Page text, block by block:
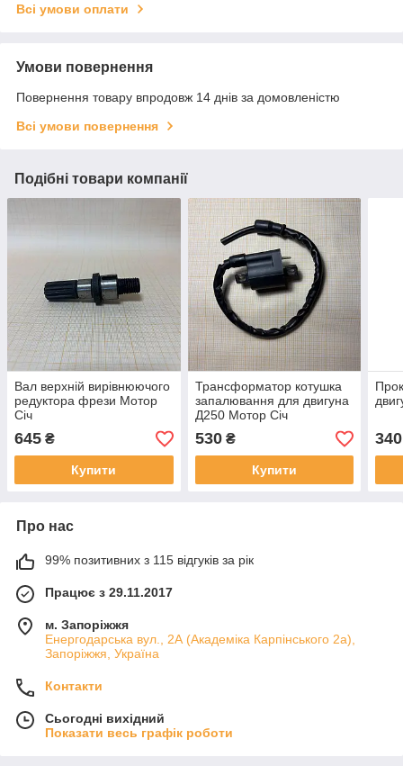
Всі умови оплати
Умови повернення
Повернення товару впродовж 14 днів за домовленістю
Всі умови повернення
Подібні товари компанії
Вал верхній вирівнюючого
редуктора фрези Мотор
Січ
645 ₴
Купити
Трансформатор котушка
запалювання для двигуна
Д250 Мотор Січ
530₴
Купити
340
Про нас
99% позитивних з 115 відгуків за рік
Працює з 29.11.2017
м. Запоріжжя
Енергодарська вул., 2А (Академіка Карпінського 2а),
Запоріжжя, Україна
Контакти
Сьогодні вихідний
Показати весь графік роботи